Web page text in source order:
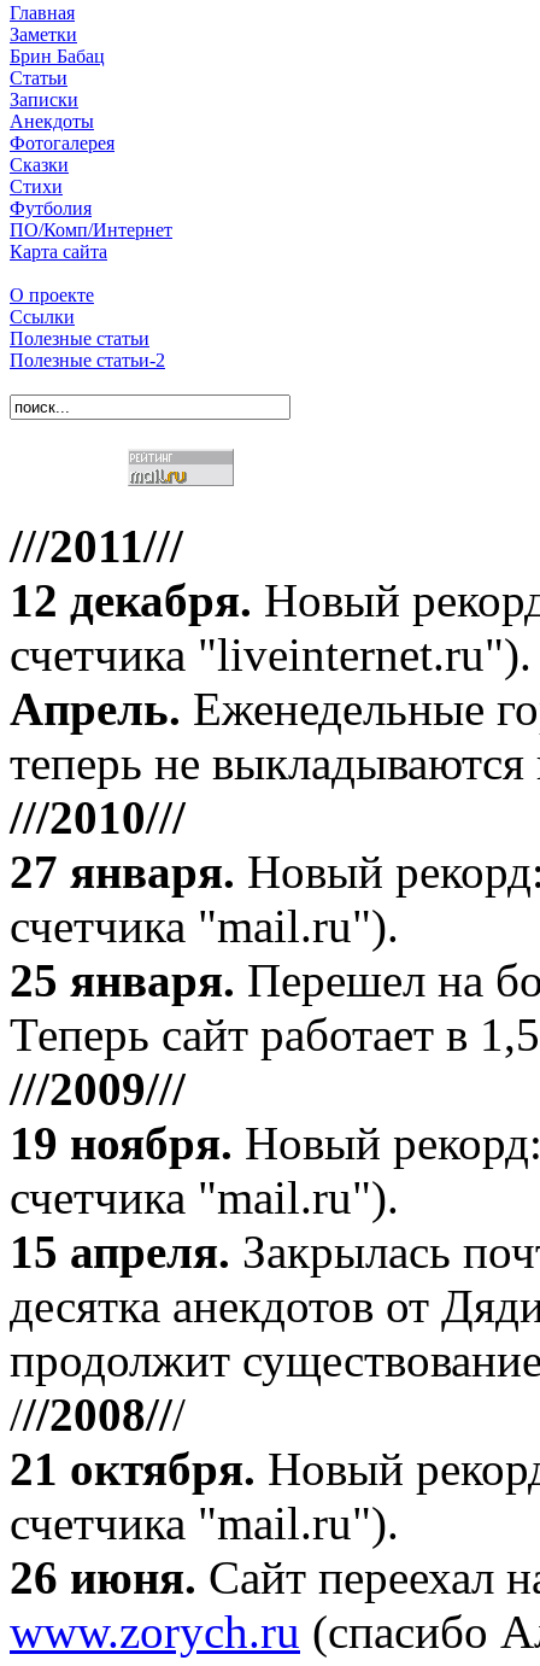
Главная
Заметки
Брин Бабац
Статьи
Записки
Анекдоты
Фотогалерея
Сказки
Стихи
Футболия
ПО/Комп/Интернет
Карта сайта
О проекте
Ссылки
Полезные статьи
Полезные статьи-2
///2011///
12 декабря. Новый
счетчика "liveinternet.ru").
Апрель. Еженедельные
теперь не выкладываются
///2010///
27 января. Новый
счетчика "mail.ru").
25 января. Перешел на
Теперь сайт работает в
///2009///
19 ноября. Новый
счетчика "mail.ru").
15 апреля. Закрылась
десятка анекдотов от
продолжит
///2008///
21 октября. Новый
счетчика "mail.ru").
26 июня. Сайт переехал
www.zorych.ru (спасибо